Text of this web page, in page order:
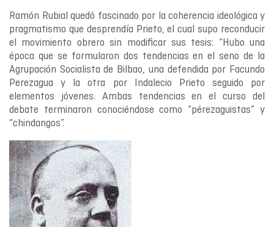
Ramón Rubial quedó fascinado por la coherencia ideológica y
pragmatismo que desprendía Prieto, el cual supo reconducir
el movimiento obrero sin modificar sus tesis: “Hubo una
época que se formularon dos tendencias en el seno de la
Agrupación Socialista de Bilbao, una defendida por Facundo
Perezagua y la otra por Indalecio Prieto seguido por
elementos jóvenes. Ambas tendencias en el curso del
debate terminaron conociéndose como “pérezaguistas” y
“chindangos”.